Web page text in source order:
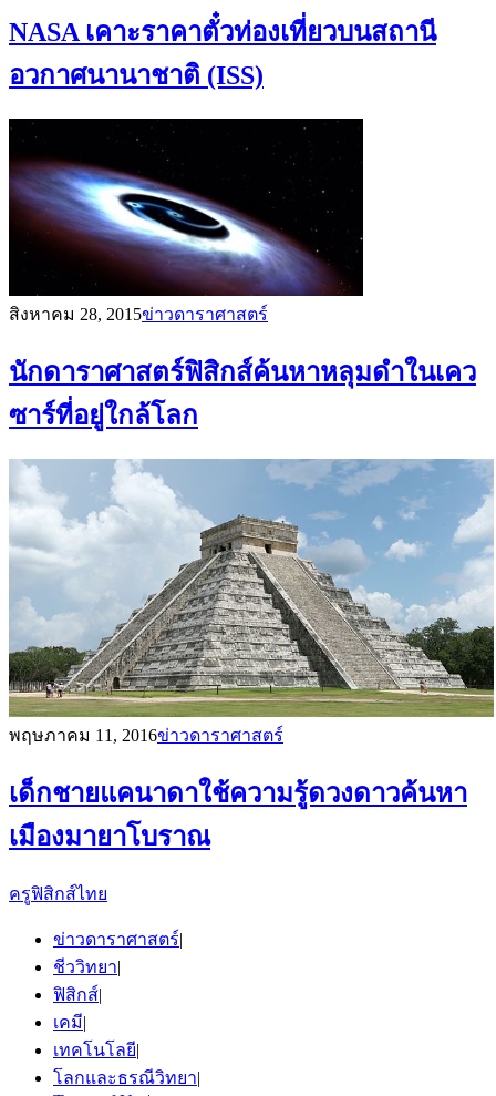
NASA เคาะราคาตั๋วท่องเที่ยวบนสถานี
อวกาศนานาชาติ (ISS)
สิงหาคม 28, 2015ข่าวดาราศาสตร์
นักดาราศาสตร์ฟิสิกส์ค้นหาหลุมดำในเคว
ซาร์ที่อยู่ใกล้โลก
พฤษภาคม 11, 2016ข่าวดาราศาสตร์
เด็กชายแคนาดาใช้ความรู้ดวงดาวค้นหา
เมืองมายาโบราณ
ครูฟิสิกส์ไทย
ข่าวดาราศาสตร์|
ชีววิทยา|
ฟิสิกส์|
เคมี|
เทคโนโลยี|
โลกและธรณีวิทยา|